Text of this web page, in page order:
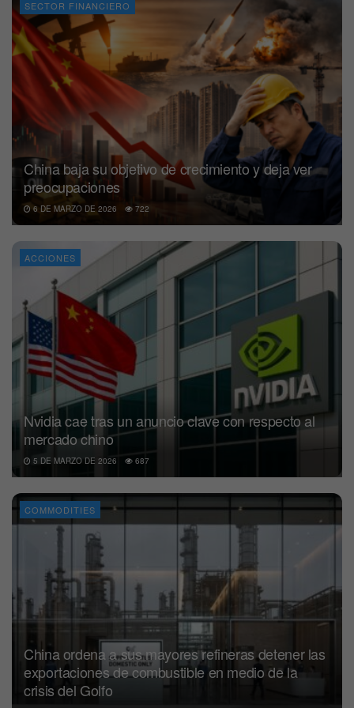
SECTOR FINANCIERO
China baja su objetivo de crecimiento y deja ver
preocupaciones
6 DE MARZO DE 2026 722
ACCIONES
Nvidia cae tras un anuncio clave con respecto al
mercado chino
5 DE MARZO DE 2026 687
COMMODITIES
China ordena a sus mayores refineras detener las
exportaciones de combustible en medio de la
crisis del Golfo